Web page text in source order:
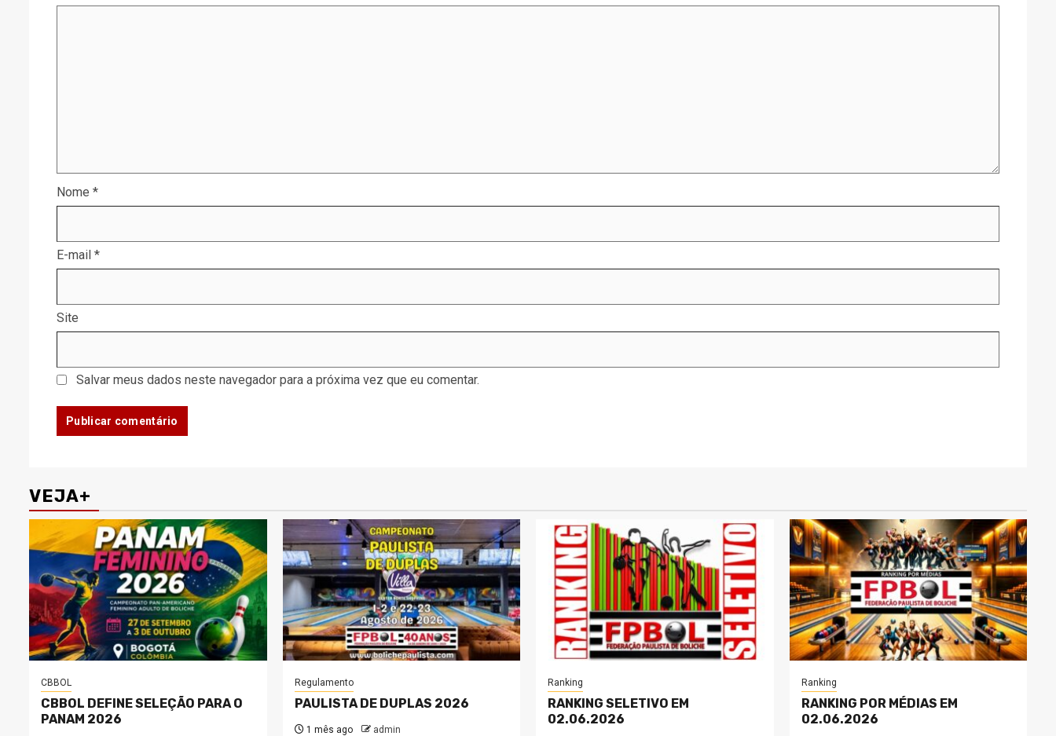
Nome *
E-mail *
Site
Salvar meus dados neste navegador para a próxima vez que eu comentar.
VEJA+
CBBOL
CBBOL DEFINE SELEÇÃO PARA O
PANAM 2026
Regulamento
PAULISTA DE DUPLAS 2026
1 mês ago admin
Ranking
RANKING SELETIVO EM
02.06.2026
Ranking
RANKING POR MÉDIAS EM
02.06.2026